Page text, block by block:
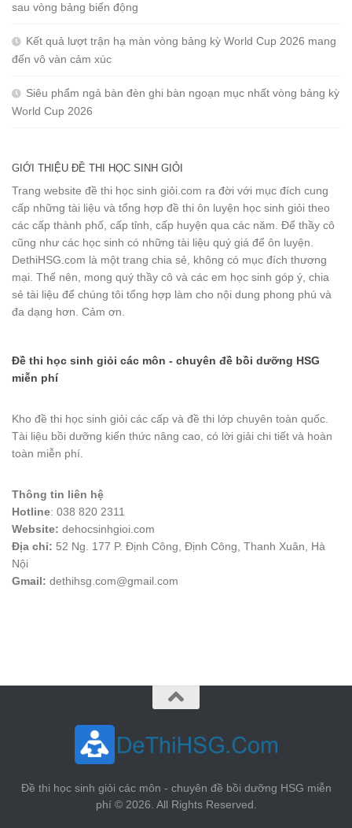
sau vòng bảng biến động
Kết quả lượt trận hạ màn vòng bảng kỳ World Cup 2026 mang
đến vô vàn cảm xúc
Siêu phẩm ngả bàn đèn ghi bàn ngoạn mục nhất vòng bảng kỳ
World Cup 2026
GIỚI THIỆU ĐỀ THI HỌC SINH GIỎI
Trang website đề thi học sinh giỏi.com ra đời với mục đích cung
cấp những tài liệu và tổng hợp đề thi ôn luyện học sinh giỏi theo
các cấp thành phố, cấp tỉnh, cấp huyện qua các năm. Để thầy cô
cũng như các học sinh có những tài liệu quý giá để ôn luyện.
DethiHSG.com là một trang chia sẻ, không có mục đích thương
mại. Thế nên, mong quý thầy cô và các em học sinh góp ý, chia
sẻ tài liệu để chúng tôi tổng hợp làm cho nội dung phong phú và
đa dạng hơn. Cảm ơn.
Đề thi học sinh giỏi các môn - chuyên đề bồi dưỡng HSG
miễn phí
Kho đề thi học sinh giỏi các cấp và đề thi lớp chuyên toàn quốc.
Tài liệu bồi dưỡng kiến thức nâng cao, có lời giải chi tiết và hoàn
toàn miễn phí.
Thông tin liên hệ
Hotline: 038 820 2311
Website: dehocsinhgioi.com
Địa chỉ: 52 Ng. 177 P. Định Công, Định Công, Thanh Xuân, Hà
Nội
Gmail: dethihsg.com@gmail.com
Đề thi học sinh giỏi các môn - chuyên đề bồi dưỡng HSG miễn
phí © 2026. All Rights Reserved.